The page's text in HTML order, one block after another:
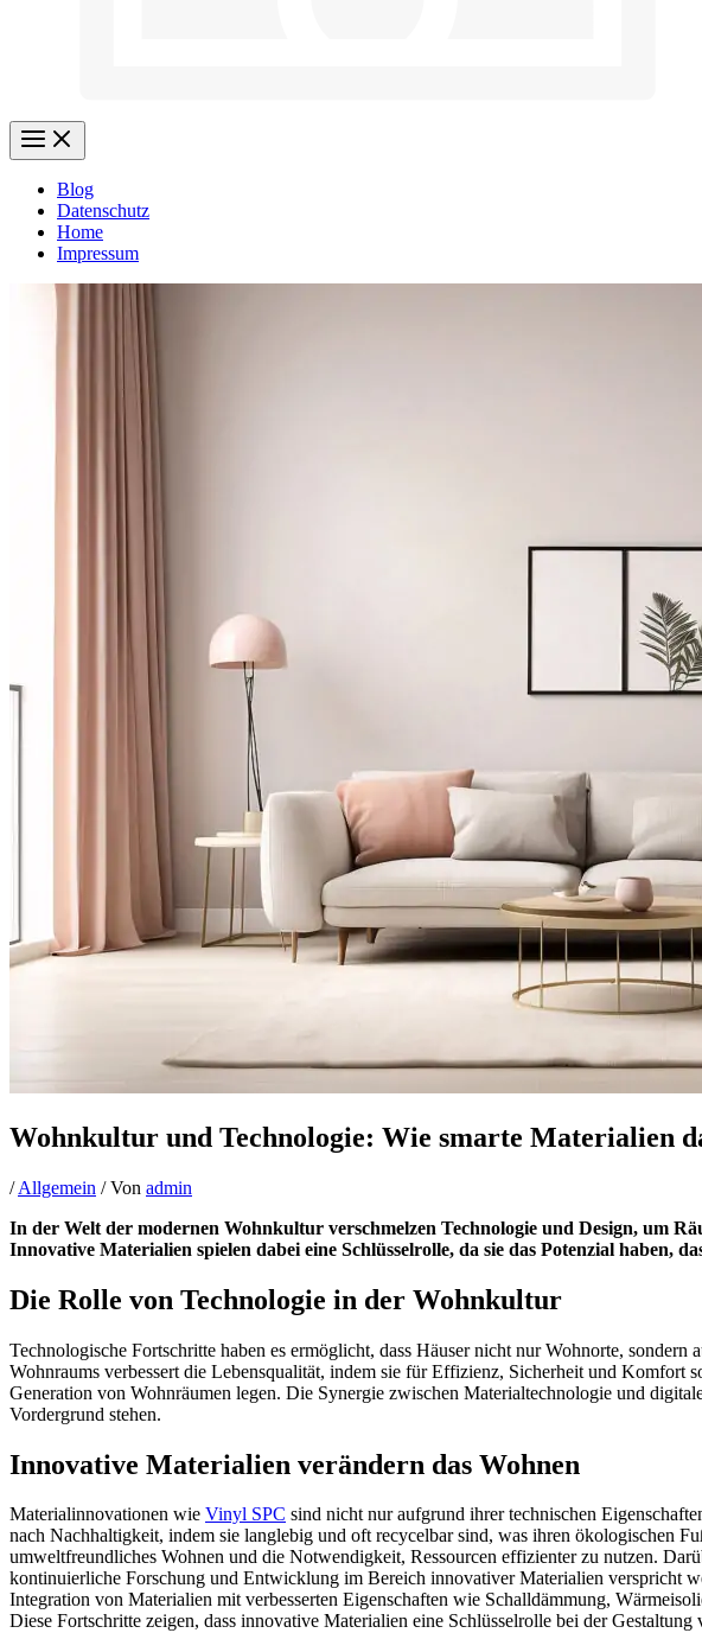
Blog
Datenschutz
Home
Impressum
Wohnkultur und Technologie: Wie smarte Materialien
/Allgemein / Von admin
In der Welt der modernen Wohnkultur verschmelzen Technologie und Design, um
Innovative Materialien spielen dabei eine Schlüsselrolle, da sie das Potenzial haben,
Die Rolle von Technologie in der Wohnkultur
Technologische Fortschritte haben es ermöglicht, dass Häuser nicht nur Wohnorte,
Wohnraums verbessert die Lebensqualität, indem sie für Effizienz, Sicherheit und Komfort
Generation von Wohnräumen legen. Die Synergie zwischen Materialtechnologie und
Vordergrund stehen.
Innovative Materialien verändern das Wohnen
Materialinnovationen wie Vinyl SPC sind nicht nur aufgrund ihrer technischen
nach Nachhaltigkeit, indem sie langlebig und oft recycelbar sind, was ihren ökologischen
umweltfreundliches Wohnen und die Notwendigkeit, Ressourcen effizienter zu nutzen.
kontinuierliche Forschung und Entwicklung im Bereich innovativer Materialien verspricht
Integration von Materialien mit verbesserten Eigenschaften wie Schalldämmung,
Diese Fortschritte zeigen, dass innovative Materialien eine Schlüsselrolle bei der